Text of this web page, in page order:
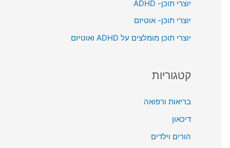
o
:
יוצרי תוכן- ADHD
יוצרי תוכן- אוטיזם
יוצרי תוכן מומלצים על ADHD ואוטיזם
קטגוריות
בריאות ורפואה
דיכאון
הורים וילדים